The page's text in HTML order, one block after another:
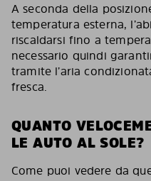
A seconda della
temperatura esterna,
riscaldarsi fino a
necessario quindi
tramite l’aria
fresca.
QUANTO
LE AUTO AL SOLE?
Come puoi vedere da